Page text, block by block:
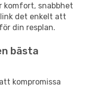
komfort, snabbhet
det enkelt att
din resplan.
bästa
kompromissa